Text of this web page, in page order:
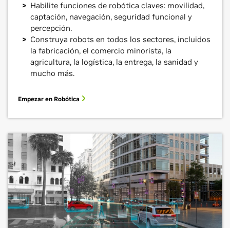
Habilite funciones de robótica claves: movilidad,
captación, navegación, seguridad funcional y
percepción.
Construya robots en todos los sectores, incluidos
la fabricación, el comercio minorista, la
agricultura, la logística, la entrega, la sanidad y
mucho más.
Empezar en Robótica